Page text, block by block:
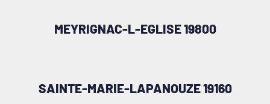
MEYRIGNAC-L-EGLISE 19800
SAINTE-MARIE-LAPANOUZE 19160